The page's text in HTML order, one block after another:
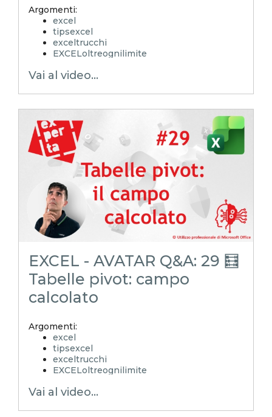
Argomenti:
excel
tipsexcel
exceltrucchi
EXCELoltreognilimite
emmanuele vietti
iagenerativa
avatar AI
Vai al video...
EXCEL - AVATAR Q&A: 29 🧮
Tabelle pivot: campo
calcolato
Argomenti:
excel
tipsexcel
exceltrucchi
EXCELoltreognilimite
emmanuele vietti
iagenerativa
Vai al video...